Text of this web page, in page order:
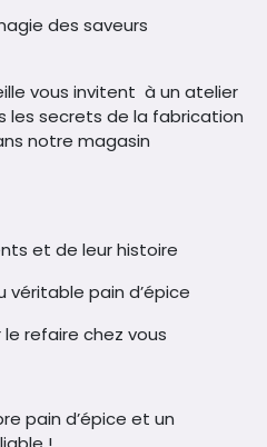
des saveurs
vous invitent à un atelier
les secrets de la fabrication
notre magasin
et de leur histoire
véritable pain d’épice
refaire chez vous
pain d’épice et un